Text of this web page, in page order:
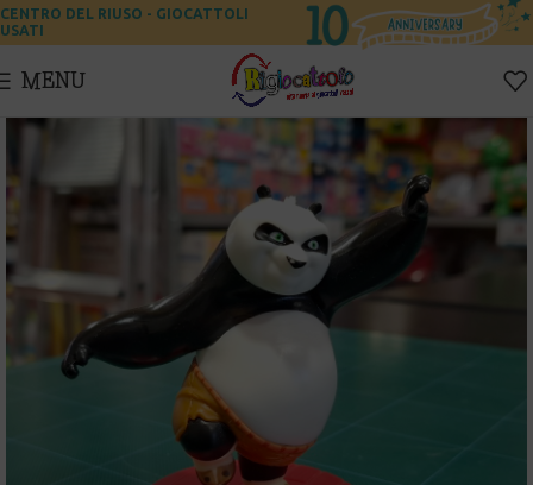
CENTRO DEL RIUSO - GIOCATTOLI
USATI
MENU